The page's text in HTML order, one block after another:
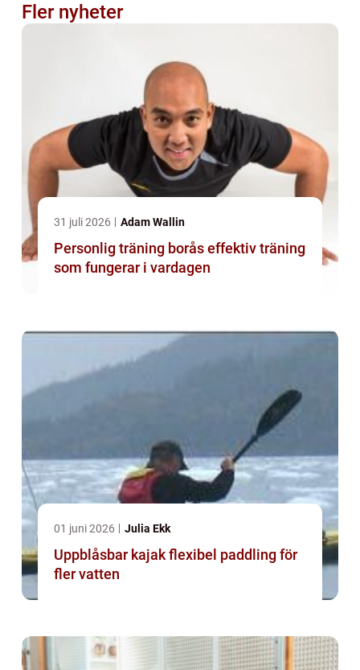
Fler nyheter
31 juli 2026 Adam Wallin
Personlig träning borås effektiv träning
som fungerar i vardagen
01 juni 2026 Julia Ekk
Uppblåsbar kajak flexibel paddling för
fler vatten